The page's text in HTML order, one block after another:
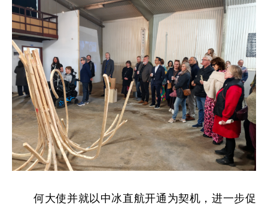
何大使并就以中冰直航开通为契机，进一步促